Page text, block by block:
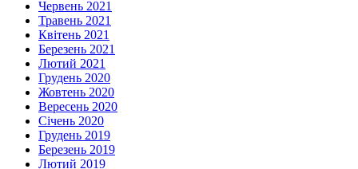
Червень 2021
Травень 2021
Квітень 2021
Березень 2021
Лютий 2021
Грудень 2020
Жовтень 2020
Вересень 2020
Січень 2020
Грудень 2019
Березень 2019
Лютий 2019